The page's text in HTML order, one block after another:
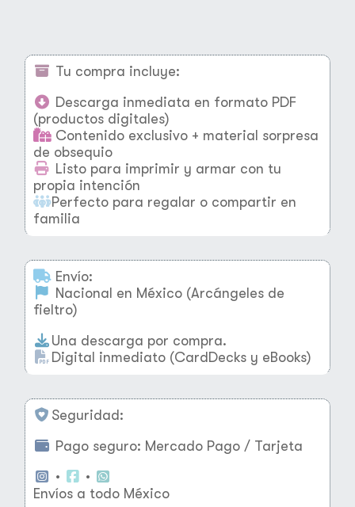
Tu compra incluye:
Descarga inmediata en formato PDF
(productos digitales)
Contenido exclusivo + material sorpresa
de obsequio
Listo para imprimir y armar con tu
propia intención
Perfecto para regalar o compartir en
familia
Envío:
Nacional en México (Arcángeles de
fieltro)
Una descarga por compra.
Digital inmediato (CardDecks y eBooks)
Seguridad:
Pago seguro: Mercado Pago / Tarjeta
•
•
Envíos a todo México